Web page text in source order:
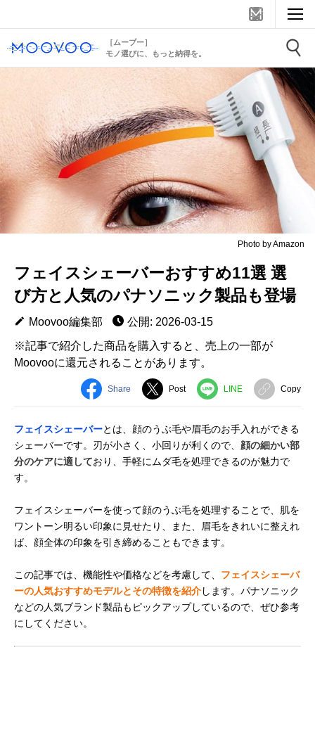
［ムーブー］
モノ選びに、もっと納得を。
Photo by Amazon
フェイスシェーバーおすすめ11選 選
び方と人気のパナソニック製品も登場
Moovoo編集部
公開: 2026-03-15
※記事で紹介した商品を購入すると、売上の一部が
Moovooに還元されることがあります。
Share Post LINE Copy
フェイスシェーバーとは、顔のうぶ毛や眉毛のお手入れができる
シェーバーです。刃が小さく、小回りが利くので、 顔の細かい部
分のケアに適しており、手軽にムダ毛を処理できるのが魅力で
す。
フェイスシェーバーを使って顔のうぶ毛を処理することで、肌を
ワントーン明るい印象に見せたり、また、眉毛をきれいに整えれ
ば、顔全体の印象を引き締めることもできます。
この記事では、機能性や価格などを考慮して、 フェイスシェーバ
ーの人気おすすめモデルとその特徴を紹介します。パナソニック
などの人気ブランド製品もピックアップしているので、ぜひ参考
にしてください。